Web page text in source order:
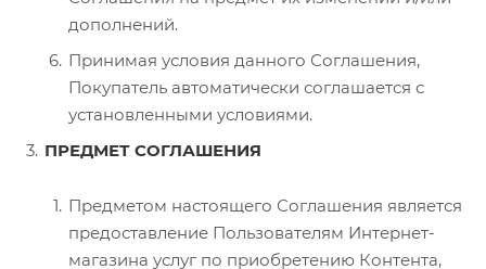
дополнений.
Принимая условия данного Соглашения,
Покупатель автоматически соглашается с
установленными условиями.
ПРЕДМЕТ СОГЛАШЕНИЯ
Предметом настоящего Соглашения является
предоставление Пользователям Интернет-
магазина услуг по приобретению Контента,